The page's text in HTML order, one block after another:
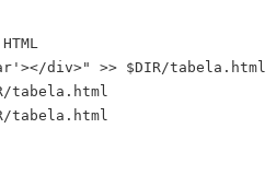
div>" >> $DIR/tabela.html
tabela.html
tabela.html